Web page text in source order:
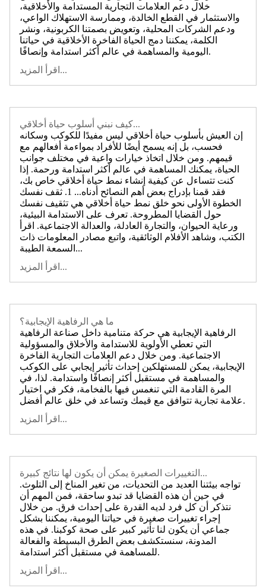
خلال دعم العلامات التجارية المستدامة والأخلاقية،
والاستثمار في القطع الخالدة، وممارسة الاستهلاك الواعي،
ودعم الشركات المحلية، وتعويض بصمتنا الكربونية، ونشر
الكلمة، يمكننا دمج الحياة الفاخرة الأخلاقية في حياتنا
اليومية والمساهمة في عالم أكثر استدامة وإنصافًا.
اقرأ المزيد...
كيف نبني أسلوب حياة أخلاقي...
إن العيش بأسلوب حياة أخلاقي ليس مفيدًا للكوكب وسكانه
فحسب، بل إنه يسمح أيضًا للأفراد بمواءمة أفعالهم مع
قيمهم. ومن خلال اتخاذ خيارات واعية في مختلف جوانب
الحياة، يمكنك المساهمة في عالم أكثر استدامة ورحمة. إذا
كنت تتساءل عن كيفية إنشاء نمط حياة أخلاقي خاص بك،
فقد قمنا بإدراج بعض أهم النصائح أدناه... 1. ثقف نفسك
الخطوة الأولى نحو خلق نمط حياة أخلاقي هي تثقيف نفسك
حول القضايا المطروحة. تعرف على الاستدامة البيئية،
ورعاية الحيوان، والتجارة العادلة، والعدالة الاجتماعية. اقرأ
الكتب، وشاهد الأفلام الوثائقية، واتبع مصادر المعلومات ذات
السمعة الطيبة...
اقرأ المزيد...
ما هي الرفاهية الإيجابية؟
الرفاهية الإيجابية هي حركة متنامية داخل صناعة الرفاهية
التي تعطي الأولوية للاستدامة والأخلاق والمسؤولية
الاجتماعية. ومن خلال دعم العلامات التجارية الفاخرة
الإيجابية، يمكن للمستهلكين إحداث تأثير إيجابي على الكوكب
والمساهمة في مستقبل أكثر إنصافًا واستدامة. لذا، في
المرة القادمة التي تنغمس فيها بالفخامة، فكر في اختيار
علامة تجارية تتوافق مع قيمك وتساعد في خلق عالم أفضل.
اقرأ المزيد...
التغييرات الصغيرة يمكن أن يكون لها نتائج كبيرة...
تواجه بيئتنا العديد من التحديات، من تغير المناخ إلى التلوث.
في حين أن هذه القضايا قد تبدو ساحقة، فمن المهم أن
نتذكر أن كل فرد لديه القدرة على إحداث فرق. من خلال
إجراء تغييرات صغيرة في حياتنا اليومية، يمكننا بشكل
جماعي أن يكون لنا تأثير كبير على صحة كوكبنا. في هذه
المدونة، سنستكشف بعض الطرق البسيطة والفعالة
للمساهمة في مستقبل أكثر استدامة.
اقرأ المزيد...